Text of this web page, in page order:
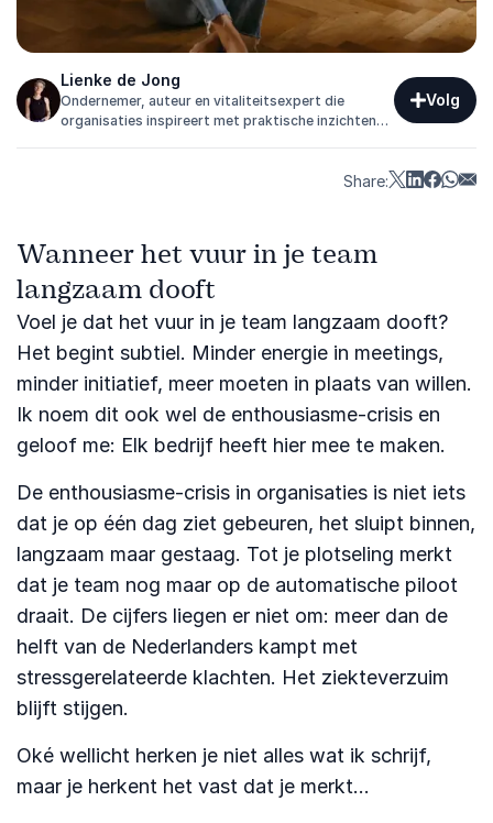
Lienke de Jong
Ondernemer, auteur en vitaliteitsexpert die
organisaties inspireert met praktische inzichten
Volg
Share:
Wanneer het vuur in je team
langzaam dooft
Voel je dat het vuur in je team langzaam dooft?
Het begint subtiel. Minder energie in meetings,
minder initiatief, meer moeten in plaats van willen.
Ik noem dit ook wel de enthousiasme-crisis en
geloof me: Elk bedrijf heeft hier mee te maken.
De enthousiasme-crisis in organisaties is niet iets
dat je op één dag ziet gebeuren, het sluipt binnen,
langzaam maar gestaag. Tot je plotseling merkt
dat je team nog maar op de automatische piloot
draait. De cijfers liegen er niet om: meer dan de
helft van de Nederlanders kampt met
stressgerelateerde klachten. Het ziekteverzuim
blijft stijgen.
Oké wellicht herken je niet alles wat ik schrijf,
maar je herkent het vast dat je merkt…